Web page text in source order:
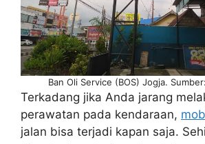
Ban Oli Service (BOS) Jogja.
Terkadang jika Anda jarang
perawatan pada kendaraan,
jalan bisa terjadi kapan saja.